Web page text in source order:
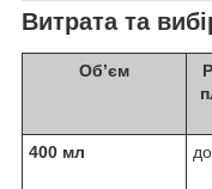
Витрата та
Об’єм
400 мл до